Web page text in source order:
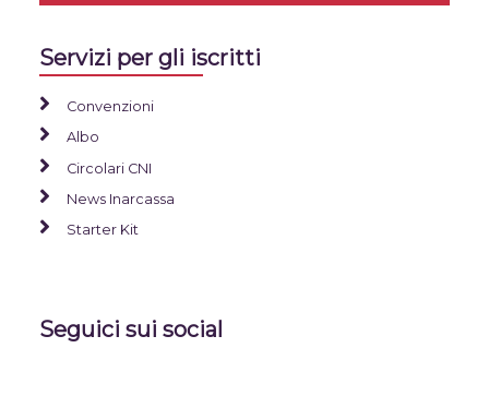
Servizi per gli iscritti
Convenzioni
Albo
Circolari CNI
News Inarcassa
Starter Kit
Seguici sui social